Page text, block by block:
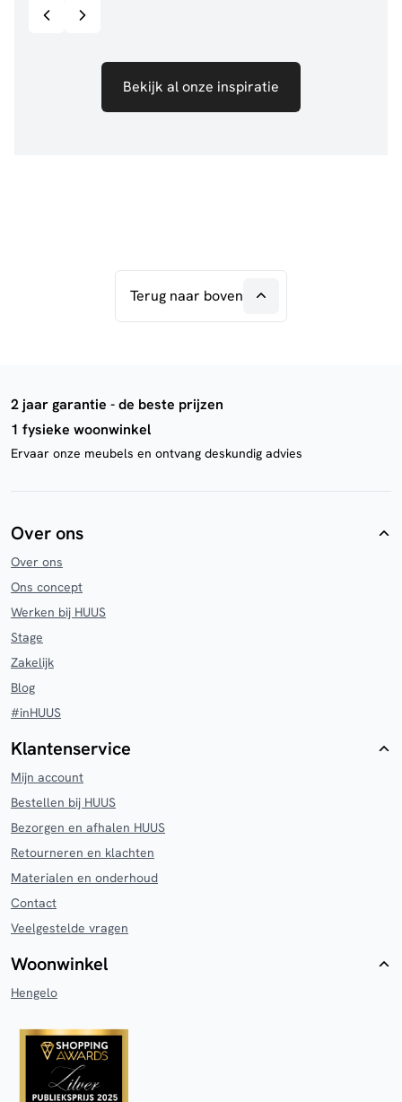
Bekijk al onze inspiratie
Terug naar boven
2 jaar garantie - de beste prijzen
1 fysieke woonwinkel
Ervaar onze meubels en ontvang deskundig advies
Over ons
Over ons
Ons concept
Werken bij HUUS
Stage
Zakelijk
Blog
#inHUUS
Klantenservice
Mijn account
Bestellen bij HUUS
Bezorgen en afhalen HUUS
Retourneren en klachten
Materialen en onderhoud
Contact
Veelgestelde vragen
Woonwinkel
Hengelo